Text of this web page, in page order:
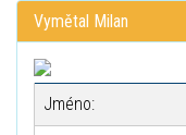
Vymětal Milan
Jméno: